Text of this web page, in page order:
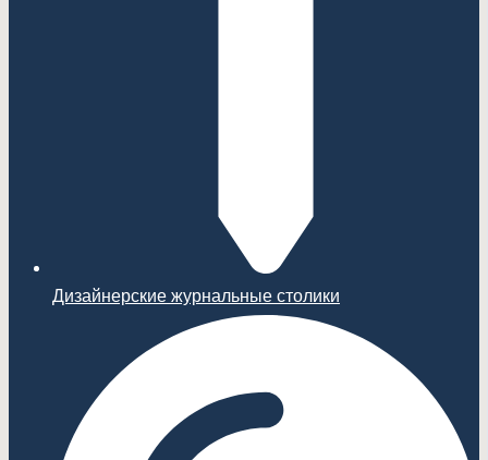
Дизайнерские журнальные столики